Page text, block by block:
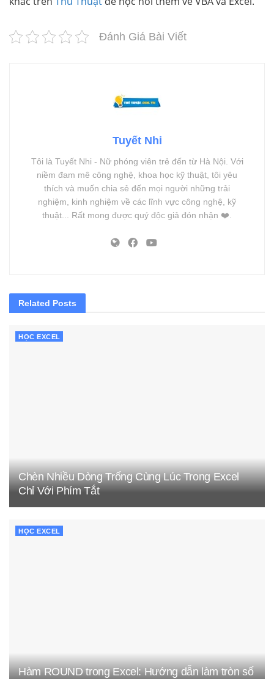
Đánh Giá Bài Viết
Tuyết Nhi
Tôi là Tuyết Nhi - Nữ phóng viên trẻ đến từ Hà Nội. Với
niềm đam mê công nghệ, khoa học kỹ thuật, tôi yêu
thích và muốn chia sẻ đến mọi người những trải
nghiệm, kinh nghiệm về các lĩnh vực công nghệ, kỹ
thuật... Rất mong được quý độc giả đón nhận ❤️.
Related Posts
HỌC EXCEL
Chèn Nhiều Dòng Trống Cùng Lúc Trong Excel
Chỉ Với Phím Tắt
HỌC EXCEL
Hàm ROUND trong Excel: Hướng dẫn làm tròn số